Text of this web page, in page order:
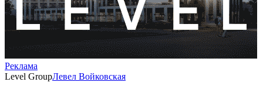
Реклама
Level GroupЛевел Войковская